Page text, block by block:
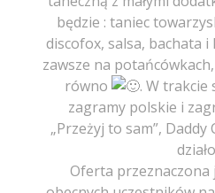
będzie : taniec
discofox, salsa, bachata i
zawsze na
równo
. W
zagramy polskie i
„Przeżyj to sam”,
Oferta przeznaczona